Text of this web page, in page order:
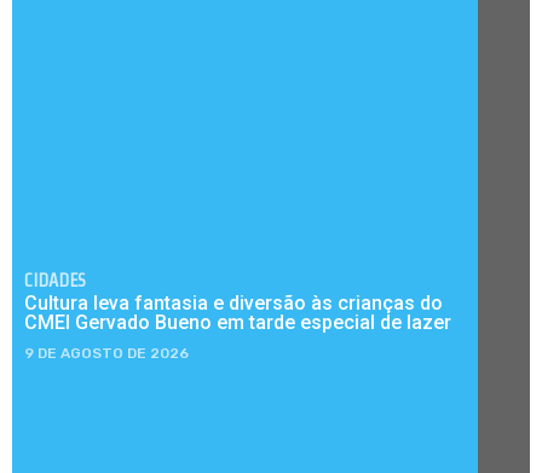
CIDADES
Cultura leva fantasia e diversão às crianças do
CMEI Gervado Bueno em tarde especial de lazer
9 DE AGOSTO DE 2026